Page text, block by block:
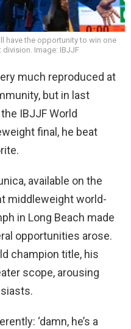
have the opportunity to win one
Image: IBJJF
much reproduced at
but in last
IBJJF World
final, he beat
available on the
middleweight world-
in Long Beach made
opportunities arose.
champion title, his
scope, arousing
‘damn, he’s a